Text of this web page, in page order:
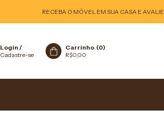
RECEBA O MÓVEL EM SUA CASA E AVALIE! SE
Login /
Cadastre-se
Carrinho (0)
R$0,00